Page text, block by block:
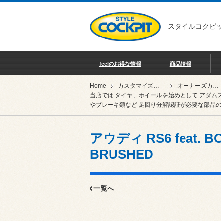
スタイルコクピ
feelのお得な情報 商品情報
Home カスタマイズカー紹介
オーナーズカーインデックス
当店では タイヤ、ホイールを始めとして アダ
やブレーキ類など 足回り分解認証が必要な部品
アウディ RS6 feat.
BRUSHED
一覧へ